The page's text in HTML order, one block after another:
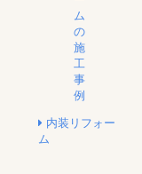
内装リフォー
ム